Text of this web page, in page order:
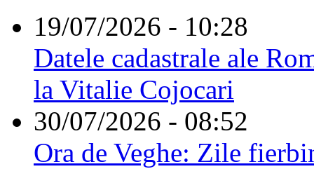
19/07/2026 - 10:28
Datele cadastrale ale
la Vitalie Cojocari
30/07/2026 - 08:52
Ora de Veghe: Zile